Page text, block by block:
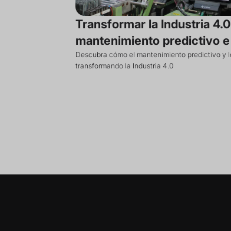
Transformar la Industria
mantenimiento predictivo e
Descubra cómo el mantenimiento predictivo y
transformando la Industria 4.0